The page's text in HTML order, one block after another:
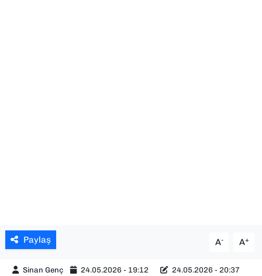
Paylaş A- A+
Sinan Genç 24.05.2026 - 19:12 24.05.2026 - 20:37